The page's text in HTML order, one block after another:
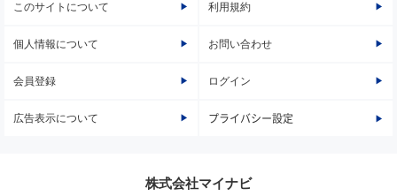
このサイトについて 利用規約
個人情報について お問い合わせ
会員登録 ログイン
広告表示について プライバシー設定
株式会社マイナビ